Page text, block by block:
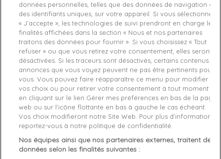
Livraison gratuite *
Retours sous 100 jours
Produit certifié authentique
Caractéristiques produit
Description Détails du produit Fabriquant
Trois couleurs sont disponibles dans ce lot deboxers pour
hommede Calvin Klein :rose, bleu et kaki.
Ces caleçons
taille basse apportent un confort ultimegrâce
à leur matière encoton extensible.De plus, ils
sont dotés
données personnelles, telles que des données de navigation ou
des identifiants uniques, sur votre appareil. Si vous sélectionnez
« J’accepte », les technologies de suivi prendront en charge les
finalités affichées dans la section « Nous et nos partenaires
traitons des données pour fournir ». Si vous choisissez « Tout
refuser » ou que vous retirez votre consentement, elles seront
désactivées. Si les traceurs sont désactivés, certains contenus et
annonces que vous voyez peuvent ne pas être pertinents pour
vous. Vous pouvez faire réapparaître ce menu pour modifier
vos choix ou pour retirer votre consentement à tout moment
en cliquant sur le lien Gérer mes préférences en bas de la page
web ou sur l’icône flottante en bas à gauche le cas échéant.
Vos choix modifieront notre Site Web. Pour plus d’informations,
reportez-vous à notre politique de confidentialité.
Nos équipes ainsi que nos partenaires externes, traitent des
données selon les finalités suivantes :